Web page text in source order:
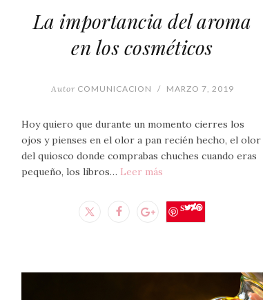
La importancia del aroma
en los cosméticos
AutorCOMUNICACION / MARZO 7, 2019
Hoy quiero que durante un momento cierres los
ojos y pienses en el olor a pan recién hecho, el olor
del quiosco donde comprabas chuches cuando eras
pequeño, los libros… Leer más
Save